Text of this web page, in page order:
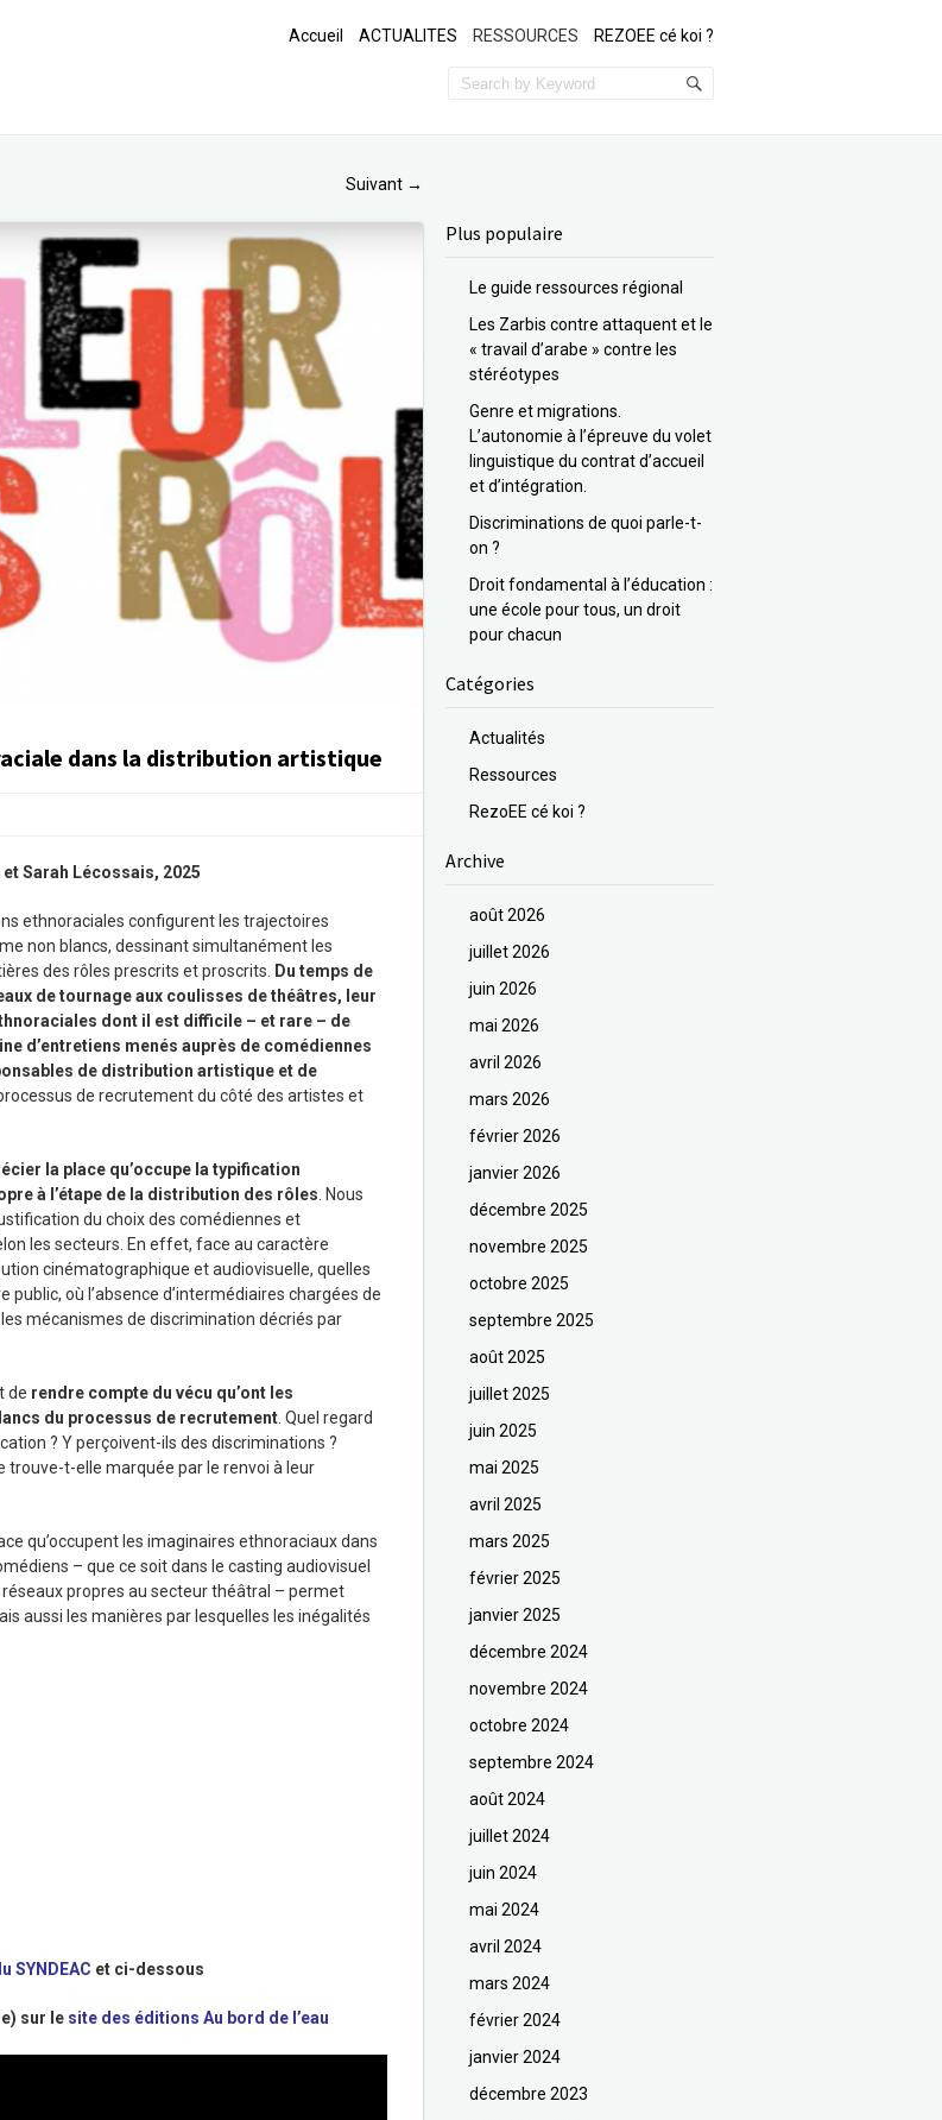
Accueil ACTUALITES RESSOURCES REZOEE cé koi ?
Suivant →
dans la distribution artistique
Sarah Lécossais, 2025
ethnoraciales configurent les trajectoires
non blancs, dessinant simultanément les
des rôles prescrits et proscrits.
Du temps de
de tournage aux coulisses de théâtres, leur
dont il est difficile – et rare – de
d’entretiens menés auprès de comédiennes
de distribution artistique et de
de recrutement du côté des artistes et
la place qu’occupe la typification
à l’étape de la distribution des rôles . Nous
du choix des comédiennes et
les secteurs. En effet, face au caractère
cinématographique et audiovisuelle, quelles
où l’absence d’intermédiaires chargées de
mécanismes de discrimination décriés par
de rendre compte du vécu qu’ont les
du processus de recrutement . Quel regard
? Y perçoivent-ils des discriminations ?
trouve-t-elle marquée par le renvoi à leur
qu’occupent les imaginaires ethnoraciaux dans
– que ce soit dans le casting audiovisuel
propres au secteur théâtral – permet
aussi les manières par lesquelles les inégalités
SYNDEAC et ci-dessous
sur le site des éditions Au bord de l’eau
Plus populaire
Le guide ressources régional
Les Zarbis contre attaquent et le
« travail d’arabe » contre les
stéréotypes
Genre et migrations.
L’autonomie à l’épreuve du volet
linguistique du contrat d’accueil
et d’intégration.
Discriminations de quoi parle-t-
on ?
Droit fondamental à l’éducation :
une école pour tous, un droit
pour chacun
Catégories
Actualités
Ressources
RezoEE cé koi ?
Archive
août 2026
juillet 2026
juin 2026
mai 2026
avril 2026
mars 2026
février 2026
janvier 2026
décembre 2025
novembre 2025
octobre 2025
septembre 2025
août 2025
juillet 2025
juin 2025
mai 2025
avril 2025
mars 2025
février 2025
janvier 2025
décembre 2024
novembre 2024
octobre 2024
septembre 2024
août 2024
juillet 2024
juin 2024
mai 2024
avril 2024
mars 2024
février 2024
janvier 2024
décembre 2023